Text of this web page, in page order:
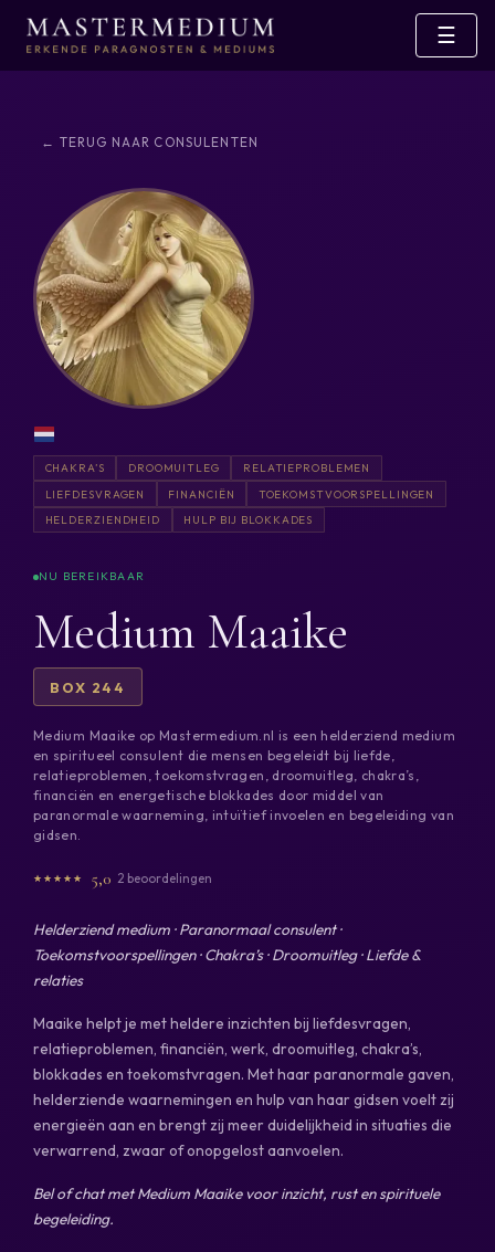
☰
← TERUG NAAR CONSULENTEN
CHAKRA’S DROOMUITLEG
RELATIEPROBLEMEN
LIEFDESVRAGEN
FINANCIËN
TOEKOMSTVOORSPELLINGEN
HELDERZIENDHEID
HULP BIJ BLOKKADES
Medium Maaike
BOX 244
Medium Maaike op Mastermedium.nl is een helderziend medium
en spiritueel consulent die mensen begeleidt bij liefde,
relatieproblemen, toekomstvragen, droomuitleg, chakra’s,
financiën en energetische blokkades door middel van
paranormale waarneming, intuïtief invoelen en begeleiding van
gidsen.
5,0 2 beoordelingen
Helderziend medium · Paranormaal consulent ·
Toekomstvoorspellingen · Chakra’s · Droomuitleg · Liefde &
relaties
Maaike helpt je met heldere inzichten bij liefdesvragen,
relatieproblemen, financiën, werk, droomuitleg, chakra’s,
blokkades en toekomstvragen. Met haar paranormale gaven,
helderziende waarnemingen en hulp van haar gidsen voelt zij
energieën aan en brengt zij meer duidelijkheid in situaties die
verwarrend, zwaar of onopgelost aanvoelen.
Bel of chat met Medium Maaike voor inzicht, rust en spirituele
begeleiding.